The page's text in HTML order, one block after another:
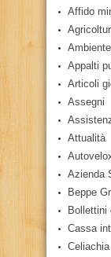
Affido
Ambiente
Appalti
Articoli
Assegni
Attualità
Azienda
Beppe
Bollettini
Cassa
Celiachia